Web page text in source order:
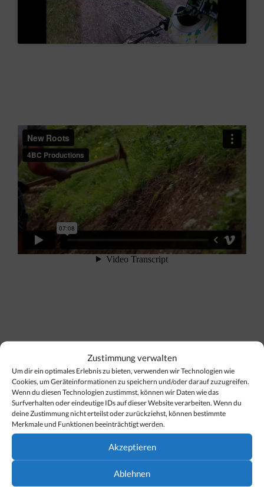
Zustimmung verwalten
Um dir ein optimales Erlebnis zu bieten, verwenden wir Technologien wie
Cookies, um Geräteinformationen zu speichern und/oder darauf zuzugreifen.
Wenn du diesen Technologien zustimmst, können wir Daten wie das
Surfverhalten oder eindeutige IDs auf dieser Website verarbeiten. Wenn du
deine Zustimmung nicht erteilst oder zurückziehst, können bestimmte
Merkmale und Funktionen beeinträchtigt werden.
Akzeptieren
Ablehnen
Trail ausleihen
Um den Burgwald Mountainbike-Trail in Lech
sicher und mit Spaß befahren zu können,
empfehlen wir einFreeride- oder Endurobike
Full-Suspension Federungen und langem
Federweg sowie breiten Reifen für eine gute
Haftung. Wichtig und ein Muss auf der gesamten